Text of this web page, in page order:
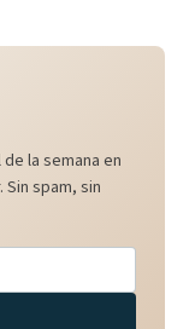
la semana en
Sin spam, sin